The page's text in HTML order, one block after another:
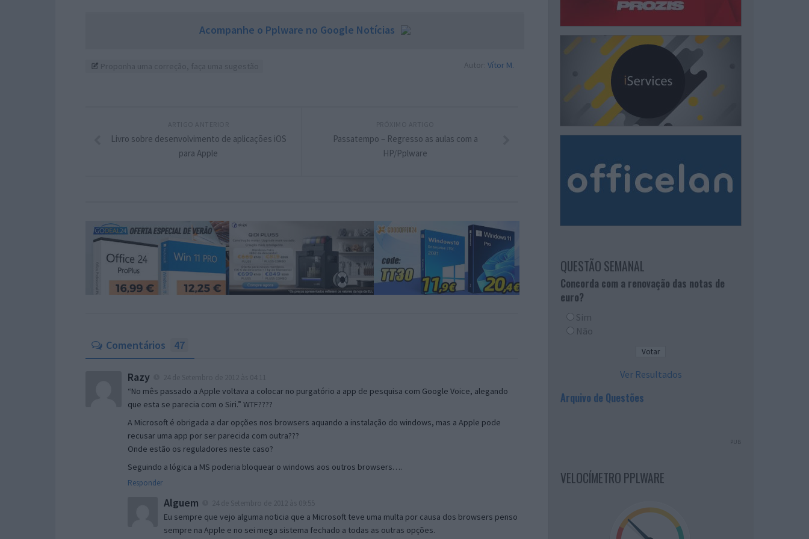
Acompanhe o Pplware no Google Notícias
Autor: Vítor M.
Passatempo – Regresso as aulas com a
HP/Pplware
Livro sobre desenvolvimento de aplicações iOS
para Apple
Comentários 47
Razy
“No mês passado a Apple voltava a colocar no purgatório a app de pesquisa com Google Voice, alegando
que esta se parecia com o Siri.” WTF????
A Microsoft é obrigada a dar opções nos browsers aquando a instalação do windows, mas a Apple pode
recusar uma app por ser parecida com outra???
Onde estão os reguladores neste caso?
Seguindo a lógica a MS poderia bloquear o windows aos outros browsers….
Responder
Alguem
Eu sempre que vejo alguma noticia que a Microsoft teve uma multa por causa dos browsers penso
sempre na Apple e no sei mega sistema fechado a todas as outras opções.
QUESTÃO SEMANAL
Concorda com a renovação das notas de
euro?
Sim
Não
Ver Resultados
Arquivo de Questões
PUB
VELOCÍMETRO PPLWARE